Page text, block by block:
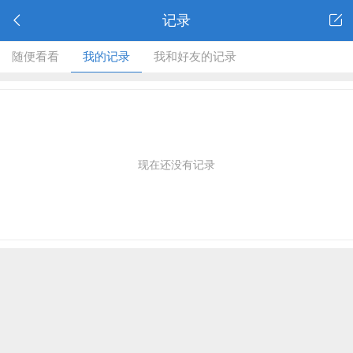
记录
随便看看 我的记录 我和好友的记录
现在还没有记录